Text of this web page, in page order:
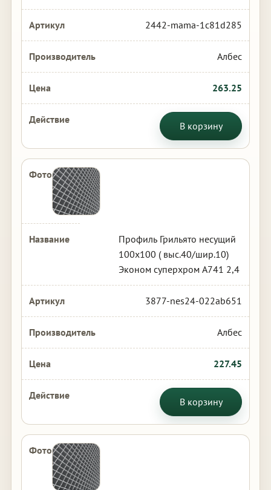
2442-mama-1c81d285
Албес
263.25
В корзину
Профиль Грильято несущий
100х100 ( выс.40/шир.10)
Эконом суперхром А741 2,4
3877-nes24-022ab651
Албес
227.45
В корзину